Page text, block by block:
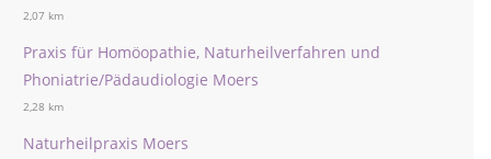
2,07 km
Praxis für Homöopathie, Naturheilverfahren und
Phoniatrie/Pädaudiologie Moers
2,28 km
Naturheilpraxis Moers